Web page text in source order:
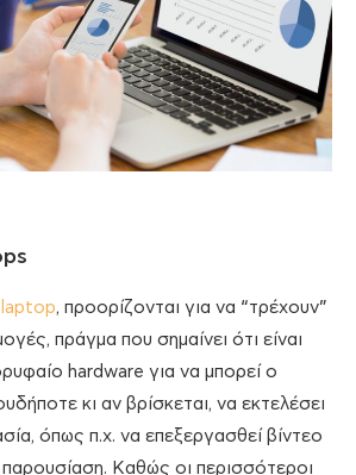
laptop, προορίζονται για να “τρέχουν”
πράγμα που σημαίνει ότι είναι
hardware για να μπορεί ο
κι αν βρίσκεται, να εκτελέσει
όπως π.χ. να επεξεργασθεί βίντεο
παρουσίαση. Καθώς οι περισσότεροι